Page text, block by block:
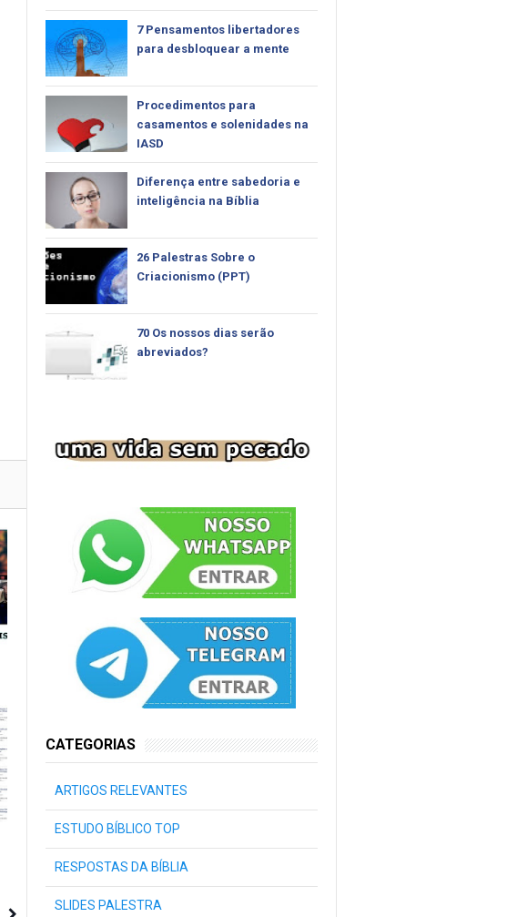
7 Pensamentos libertadores
para desbloquear a mente
Procedimentos para
casamentos e solenidades na
IASD
Diferença entre sabedoria e
inteligência na Bíblia
26 Palestras Sobre o
Criacionismo (PPT)
70 Os nossos dias serão
abreviados?
CATEGORIAS
ARTIGOS RELEVANTES
ESTUDO BÍBLICO TOP
RESPOSTAS DA BÍBLIA
SLIDES PALESTRA